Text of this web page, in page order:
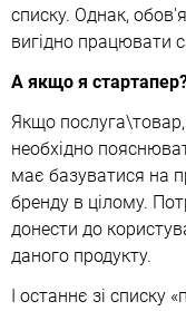
списку. Однак,
вигідно працювати
А якщо я
Якщо
необхідно
має базуватися на
бренду в цілому.
донести до
даного продукту.
І останнє зі списку